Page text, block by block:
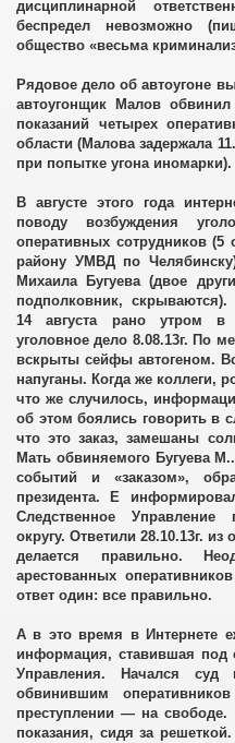
дисциплинарной
беспредел невозможно
общество «весьма
Рядовое дело об автоугоне
автоугонщик Малов
показаний четырех
области (Малова задержала
при попытке угона иномарки).
В августе этого года
поводу возбуждения
оперативных сотрудников
району УМВД по
Михаила Бугуева (двое
подполковник,
14 августа рано утром в
уголовное дело 8.08.13г. По
вскрыты сейфы автогеном.
напуганы. Когда же коллеги,
что же случилось,
об этом боялись говорить в
что это заказ, замешаны
Мать обвиняемого Бугуева
событий и «заказом»,
президента. Е
Следственное
округу. Ответили 28.10.13г.
делается правильно.
арестованных
ответ один: все правильно.
А в это время в Интернете
информация, ставившая под
Управления. Начался суд
обвинившим
преступлении — на свободе.
показания, сидя за
агентов
РОССИИ